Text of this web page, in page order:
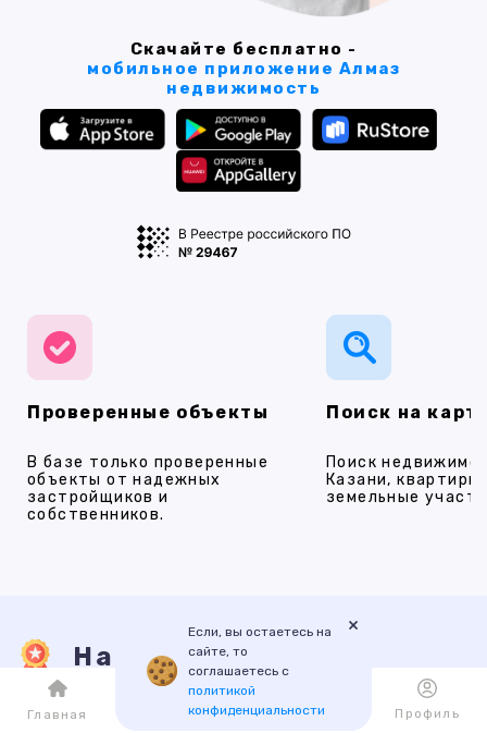
Скачайте бесплатно -
мобильное приложение Алмаз
недвижимость
Проверенные объекты
В базе только проверенные
объекты от надежных
застройщиков и
собственников.
Поиск на
Поиск
Казани,
земельные
Наши услуги
Если, вы остаетесь на
сайте, то
соглашаетесь с
политикой
конфиденциальности
×
Главная Каталог Избранное Профиль